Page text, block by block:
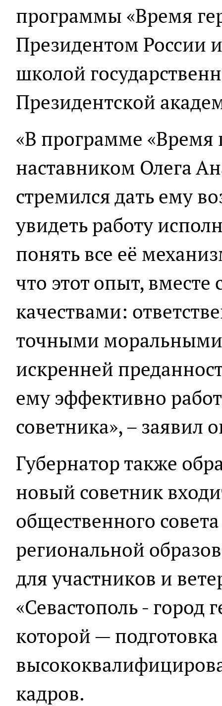
программы «Время
Президентом России
школой
Президентской
«В программе «Время
наставником Олега
стремился дать ему
увидеть работу
понять все её
что этот опыт,
качествами:
точными
искренней
ему эффективно
советника», – заявил
Губернатор также
новый советник
общественного
региональной
для участников и
«Севастополь - город
которой — подготовка
кадров.